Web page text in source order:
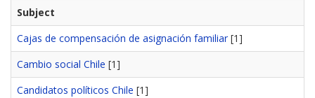
Subject
Cajas de compensación de asignación familiar[1]
Cambio social Chile [1]
Candidatos políticos Chile [1]